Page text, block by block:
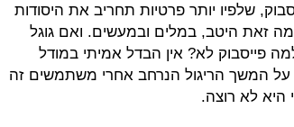
שלפיו יותר פרטיות תחריב את היסודות
זאת היטב, במלים ובמעשים. ואם גוגל
פייסבוק לא? אין הבדל אמיתי במודל
המשך הריגול הנרחב אחרי משתמשים זה
היא לא רוצה.